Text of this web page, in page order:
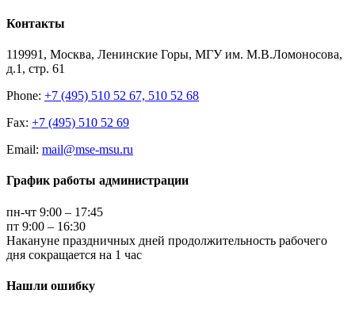
Контакты
119991, Москва, Ленинские Горы, МГУ им. М.В.Ломоносова,
д.1, стр. 61
Phone: +7 (495) 510 52 67, 510 52 68
Fax: +7 (495) 510 52 69
Email: mail@mse-msu.ru
График работы администрации
пн-чт 9:00 – 17:45
пт 9:00 – 16:30
Накануне праздничных дней продолжительность рабочего
дня сокращается на 1 час
Нашли ошибку